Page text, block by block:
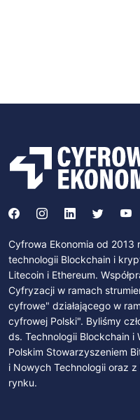
Cyfrowa Ekonomia od 2013
technologii Blockchain i
Litecoin i Ethereum.
Cyfryzacji w ramach
cyfrowe" działającego w
cyfrowej Polski". Byliśmy
ds. Technologii Blockchain i
Polskim Stowarzyszeniem
i Nowych Technologii oraz
rynku.